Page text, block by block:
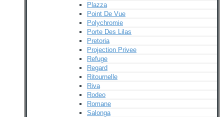
Plazza
Point De Vue
Polychromie
Porte Des Lilas
Pretoria
Projection Privee
Refuge
Regard
Ritournelle
Riva
Rodeo
Romane
Salonga